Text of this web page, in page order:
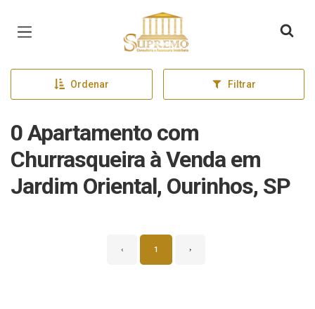
Página inicial
Ordenar Filtrar
0 Apartamento com
Churrasqueira à Venda em
Jardim Oriental, Ourinhos, SP
‹ 1 ›